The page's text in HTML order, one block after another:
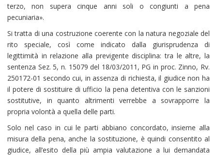
terzo, non supera cinque anni soli o congiunti a pena
pecuniaria».
Si tratta di una costruzione coerente con la natura negoziale del
rito speciale, così come indicato dalla giurisprudenza di
legittimità in relazione alla previgente disciplina: tra le altre, la
sentenza Sez. 5, n. 15079 del 18/03/2011, PG in proc. Zinno, Rv.
250172-01 secondo cui, in assenza di richiesta, il giudice non ha
il potere di sostituire di ufficio la pena detentiva con le sanzioni
sostitutive, in quanto altrimenti verrebbe a sovrapporre la
propria volontà a quella delle parti.
Solo nel caso in cui le parti abbiano concordato, insieme alla
misura della pena, anche la sostituzione, è quindi consentito al
giudice, all’esito della più ampia valutazione a lui demandata